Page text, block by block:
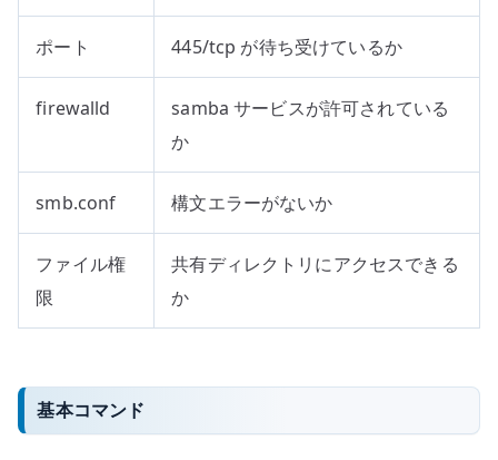
ポート 445/tcp が待ち受けているか
firewalld
samba サービスが許可されている
か
smb.conf 構文エラーがないか
ファイル権
限
共有ディレクトリにアクセスできる
か
基本コマンド